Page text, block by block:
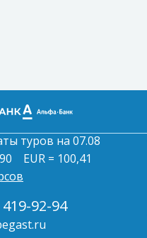
туров на 07.08
EUR = 100,41
419-92-94